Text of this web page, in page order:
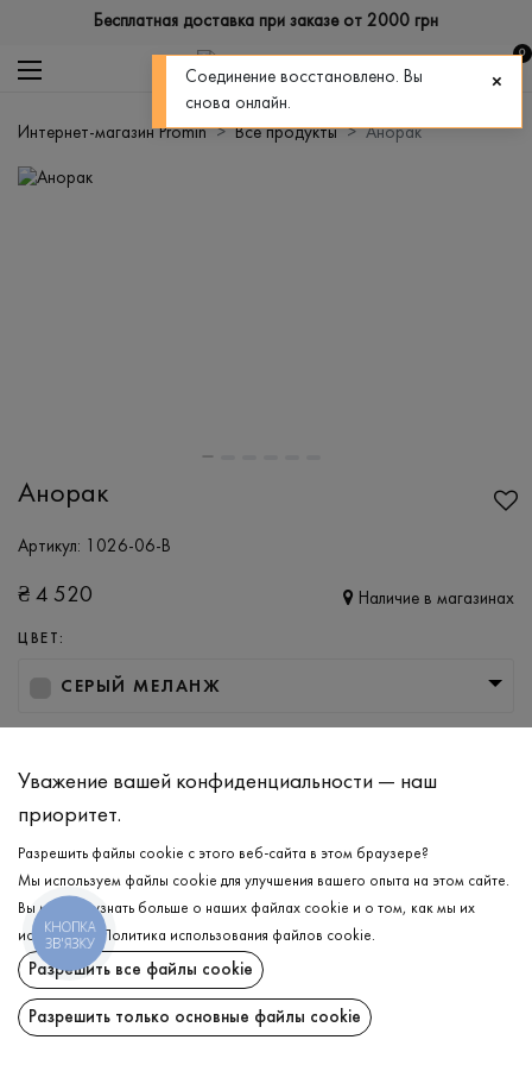
Бесплатная доставка при заказе от 2000 грн
0
Интернет-магазин Promin Все продукты Анорак
Анорак
Артикул: 1026-06-B
₴ 4 520 Наличие в магазинах
ЦВЕТ:
СЕРЫЙ МЕЛАНЖ
L/XL 2XL/3XL
ВЫБЕРИТЕ РАЗМЕР
Анорак
ДОБАВИТЬ В КОРЗИНУ
ОПИСАНИЕ
Уважение вашей конфиденциальности — наш
приоритет.
Разрешить файлы cookie с этого веб-сайта в этом браузере?
Мы используем файлы cookie для улучшения вашего опыта на этом сайте.
Вы можете узнать больше о наших файлах cookie и о том, как мы их
используем.
Политика использования файлов cookie.
Разрешить все файлы cookie
Разрешить только основные файлы cookie
КНОПКА
ЗВ'ЯЗКУ
Соединение восстановлено. Вы
снова онлайн.